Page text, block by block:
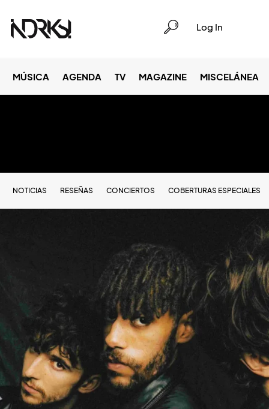
Log In
MÚSICA AGENDA TV MAGAZINE MISCELÁNEA
NOTICIAS RESEÑAS CONCIERTOS COBERTURAS ESPECIALES